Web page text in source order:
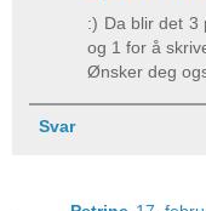
:) Da blir det 3
og 1 for å
Ønsker deg
Svar